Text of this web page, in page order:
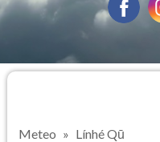
Meteo Línhé Qū